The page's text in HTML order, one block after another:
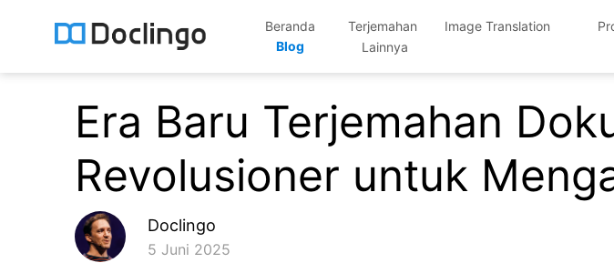
Beranda Terjemahan Image Translation
Blog
Lainnya
Era Baru Terjemahan
Revolusioner untuk
Doclingo
5 Juni 2025